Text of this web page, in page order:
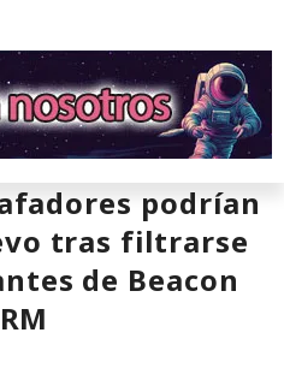
una película, tu
vez a la
podrían
tras filtrarse
de Beacon